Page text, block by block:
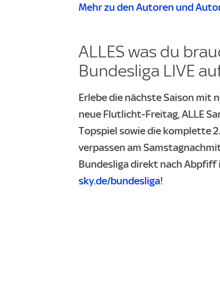
Mehr zu den Autoren und
ALLES was du
Bundesliga LIVE
Erlebe die nächste Saison mit
neue Flutlicht-Freitag, ALLE
Topspiel sowie die komplette
verpassen am
Bundesliga direkt nach
sky.de/bundesliga!